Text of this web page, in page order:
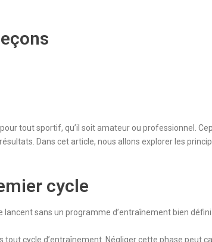
tout sportif, qu’il soit amateur ou professionnel.
Dans cet article, nous allons explorer les
cycle
lancent sans un programme d’entraînement bien
tout cycle d’entraînement. Négliger cette phase peut